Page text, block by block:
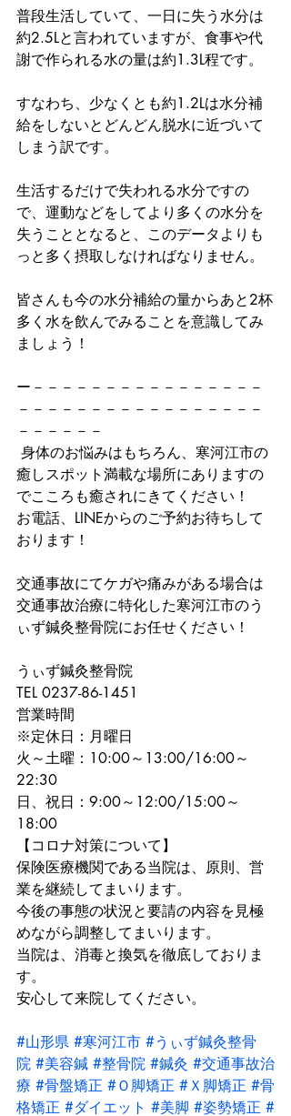
普段生活していて、一日に失う水分は
約2.5Lと言われていますが、食事や代
謝で作られる水の量は約1.3L程です。
すなわち、少なくとも約1.2Lは水分補
給をしないとどんどん脱水に近づいて
しまう訳です。
生活するだけで失われる水分ですの
で、運動などをしてより多くの水分を
失うこととなると、このデータよりも
っと多く摂取しなければなりません。
皆さんも今の水分補給の量からあと2杯
多く水を飲んでみることを意識してみ
ましょう！
ー－－－－－－－－－－－－－－－－
－－－－－－－－－－－－－－－－－
－－－－－－
身体のお悩みはもちろん、寒河江市の
癒しスポット満載な場所にありますの
でこころも癒されにきてください！
お電話、LINEからのご予約お待ちして
おります！
交通事故にてケガや痛みがある場合は
交通事故治療に特化した寒河江市のう
ぃず鍼灸整骨院にお任せください！
うぃず鍼灸整骨院
TEL 0237-86-1451
営業時間
※定休日：月曜日
火～土曜：10:00～13:00/16:00～
22:30
日、祝日：9:00～12:00/15:00～
18:00
【コロナ対策について】
保険医療機関である当院は、原則、営
業を継続してまいります。
今後の事態の状況と要請の内容を見極
めながら調整してまいります。
当院は、消毒と換気を徹底しておりま
す。
安心して来院してください。
#山形県 #寒河江市 #うぃず鍼灸整骨
院 #美容鍼 #整骨院 #鍼灸 #交通事故治
療 #骨盤矯正 #Ｏ脚矯正 #Ｘ脚矯正 #骨
格矯正 #ダイエット #美脚 #姿勢矯正 #